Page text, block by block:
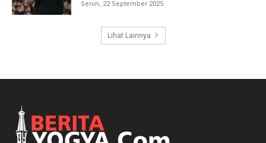
Senin, 22 September 2025
Lihat Lainnya